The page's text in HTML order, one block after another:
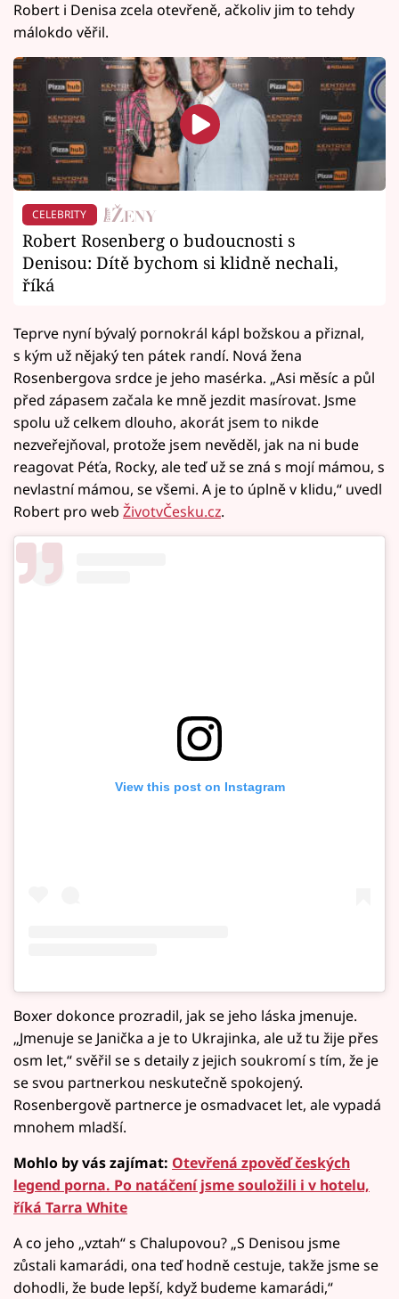
Robert i Denisa zcela otevřeně, ačkoliv jim to tehdy
málokdo věřil.
CELEBRITY
Robert Rosenberg o budoucnosti s
Denisou: Dítě bychom si klidně nechali,
říká
Teprve nyní bývalý pornokrál kápl božskou a přiznal,
s kým už nějaký ten pátek randí. Nová žena
Rosenbergova srdce je jeho masérka. „Asi měsíc a půl
před zápasem začala ke mně jezdit masírovat. Jsme
spolu už celkem dlouho, akorát jsem to nikde
nezveřejňoval, protože jsem nevěděl, jak na ni bude
reagovat Péťa, Rocky, ale teď už se zná s mojí mámou, s
nevlastní mámou, se všemi. A je to úplně v klidu,“ uvedl
Robert pro web ŽivotvČesku.cz.
View this post on Instagram
Boxer dokonce prozradil, jak se jeho láska jmenuje.
„Jmenuje se Janička a je to Ukrajinka, ale už tu žije přes
osm let,“ svěřil se s detaily z jejich soukromí s tím, že je
se svou partnerkou neskutečně spokojený.
Rosenbergově partnerce je osmadvacet let, ale vypadá
mnohem mladší.
Mohlo by vás zajímat: Otevřená zpověď českých
legend porna. Po natáčení jsme souložili i v hotelu,
říká Tarra White
A co jeho „vztah“ s Chalupovou? „S Denisou jsme
zůstali kamarádi, ona teď hodně cestuje, takže jsme se
dohodli, že bude lepší, když budeme kamarádi,“